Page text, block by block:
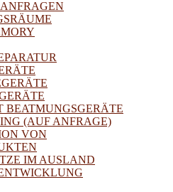
BEATMUNGSGERÄTE
(AUF ANFRAGE)
VON
IM AUSLAND